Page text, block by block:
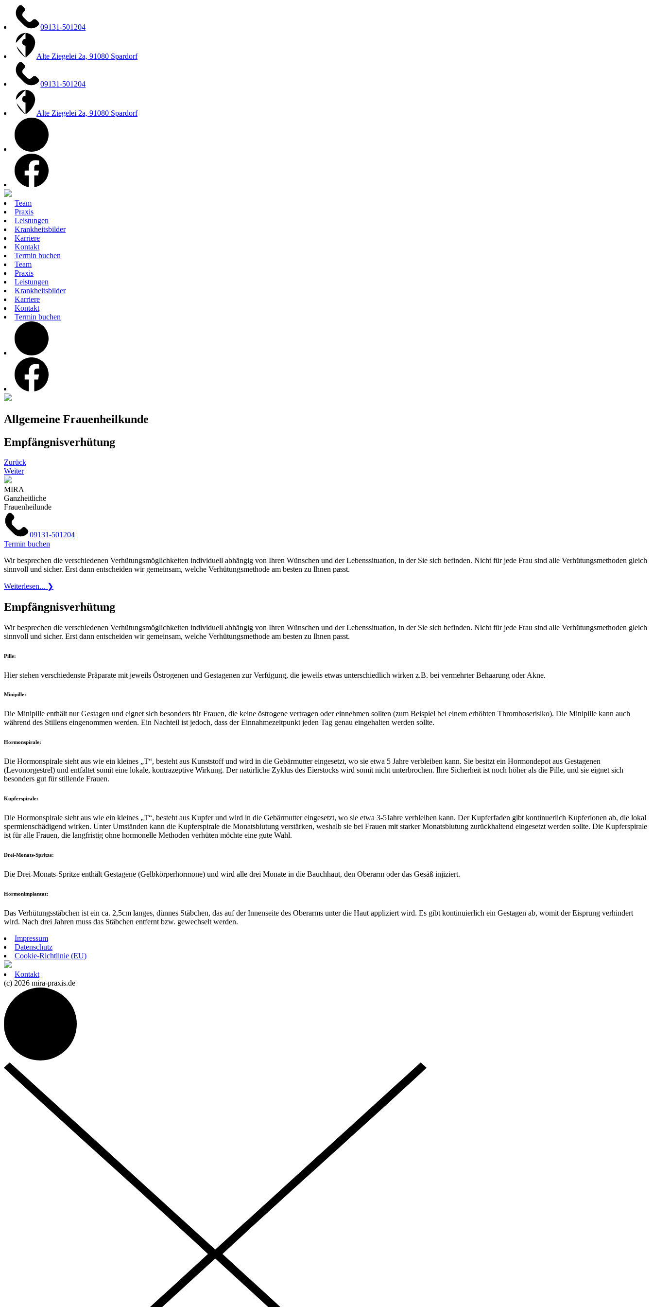
Zum
Inhalt
springen
09131-501204
Alte Ziegelei 2a, 91080 Spardorf
09131-501204
Alte Ziegelei 2a, 91080 Spardorf
instagram
facebook
Team
Praxis
Leistungen
Krankheitsbilder
Karriere
Kontakt
Termin buchen
Team
Praxis
Leistungen
Krankheitsbilder
Karriere
Kontakt
Termin buchen
instagram
facebook
Allgemeine Frauenheilkunde
Empfängnisverhütung
Zurück
Weiter
MIRA
Ganzheitliche
Frauenheilunde
09131-501204
Termin buchen
Wir besprechen die verschiedenen Verhütungsmöglichkeiten individuell abhängig von Ihren Wünschen und der Lebenssituation, in der Sie sich befinden. Nicht für jede Frau sind alle Verhütungsmethoden gleich
sinnvoll und sicher. Erst dann entscheiden wir gemeinsam, welche Verhütungsmethode am besten zu Ihnen passt.
Weiterlesen... ❯
Empfängnisverhütung
Wir besprechen die verschiedenen Verhütungsmöglichkeiten individuell abhängig von Ihren Wünschen und der Lebenssituation, in der Sie sich befinden. Nicht für jede Frau sind alle Verhütungsmethoden gleich
sinnvoll und sicher. Erst dann entscheiden wir gemeinsam, welche Verhütungsmethode am besten zu Ihnen passt.
Pille:
Hier stehen verschiedenste Präparate mit jeweils Östrogenen und Gestagenen zur Verfügung, die jeweils etwas unterschiedlich wirken z.B. bei vermehrter Behaarung oder Akne.
Minipille:
Die Minipille enthält nur Gestagen und eignet sich besonders für Frauen, die keine östrogene vertragen oder einnehmen sollten (zum Beispiel bei einem erhöhten Thromboserisiko). Die Minipille kann auch
während des Stillens eingenommen werden. Ein Nachteil ist jedoch, dass der Einnahmezeitpunkt jeden Tag genau eingehalten werden sollte.
Hormonspirale:
Die Hormonspirale sieht aus wie ein kleines „T“, besteht aus Kunststoff und wird in die Gebärmutter eingesetzt, wo sie etwa 5 Jahre verbleiben kann. Sie besitzt ein Hormondepot aus Gestagenen
(Levonorgestrel) und entfaltet somit eine lokale, kontrazeptive Wirkung. Der natürliche Zyklus des Eierstocks wird somit nicht unterbrochen. Ihre Sicherheit ist noch höher als die Pille, und sie eignet sich
besonders gut für stillende Frauen.
Kupferspirale:
Die Hormonspirale sieht aus wie ein kleines „T“, besteht aus Kupfer und wird in die Gebärmutter eingesetzt, wo sie etwa 3-5Jahre verbleiben kann. Der Kupferfaden gibt kontinuerlich Kupferionen ab, die lokal
spermienschädigend wirken. Unter Umständen kann die Kupferspirale die Monatsblutung verstärken, weshalb sie bei Frauen mit starker Monatsblutung zurückhaltend eingesetzt werden sollte. Die Kupferspirale
ist für alle Frauen, die langfristig ohne hormonelle Methoden verhüten möchte eine gute Wahl.
Drei-Monats-Spritze:
Die Drei-Monats-Spritze enthält Gestagene (Gelbkörperhormone) und wird alle drei Monate in die Bauchhaut, den Oberarm oder das Gesäß injiziert.
Hormonimplantat:
Das Verhütungsstäbchen ist ein ca. 2,5cm langes, dünnes Stäbchen, das auf der Innenseite des Oberarms unter die Haut appliziert wird. Es gibt kontinuierlich ein Gestagen ab, womit der Eisprung verhindert
wird. Nach drei Jahren muss das Stäbchen entfernt bzw. gewechselt werden.
Impressum
Datenschutz
Cookie-Richtlinie (EU)
Kontakt
(c) 2026 mira-praxis.de